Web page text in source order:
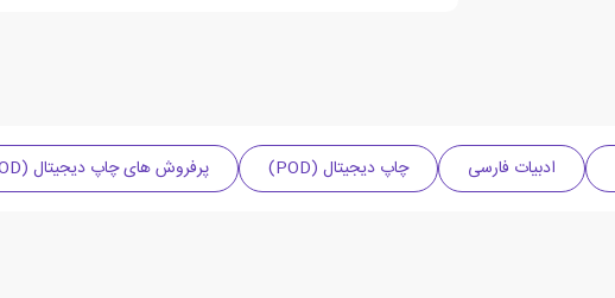
ادبیات فارسی چاپ دیجیتال (POD) پرفروش های چاپ دیجیتال (POD)